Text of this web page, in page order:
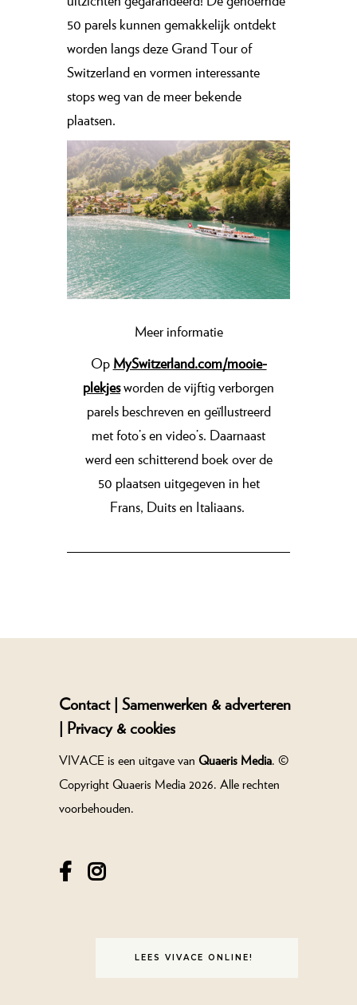
50 parels kunnen gemakkelijk ontdekt
worden langs deze Grand Tour of
Switzerland en vormen interessante
stops weg van de meer bekende
plaatsen.
Meer informatie
Op MySwitzerland.com/mooie-
plekjesworden de vijftig verborgen
parels beschreven en geïllustreerd
met foto’s en video’s. Daarnaast
werd een schitterend boek over de
50 plaatsen uitgegeven in het
Frans, Duits en Italiaans.
Contact | Samenwerken & adverteren
| Privacy & cookies
VIVACE is een uitgave van Quaeris Media. ©
Copyright Quaeris Media 2026. Alle rechten
voorbehouden.
LEES VIVACE ONLINE!